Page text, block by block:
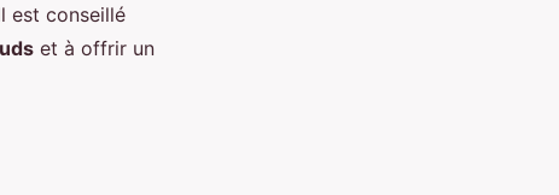
est conseillé
et à offrir un